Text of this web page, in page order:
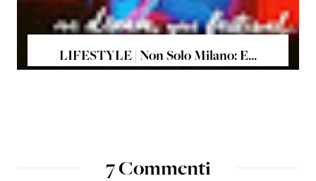
LIFESTYLE | Non Solo Milano: E...
7 Commenti